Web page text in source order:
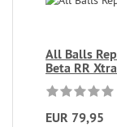
All Balls
Beta RR
EUR 79,95